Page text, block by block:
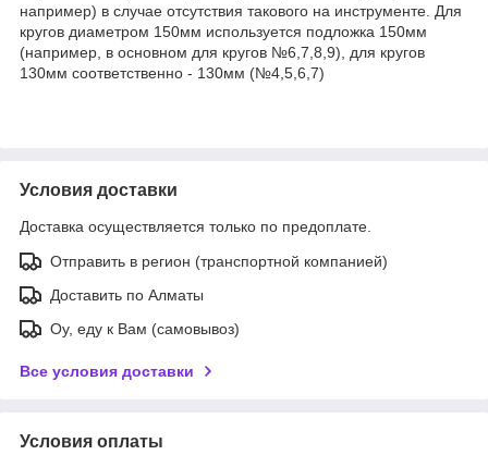
например) в случае отсутствия такового на инструменте. Для
кругов диаметром 150мм используется подложка 150мм
(например, в основном для кругов №6,7,8,9), для кругов
130мм соответственно - 130мм (№4,5,6,7)
Условия доставки
Доставка осуществляется только по предоплате.
Отправить в регион (транспортной компанией)
Доставить по Алматы
Оу, еду к Вам (самовывоз)
Все условия доставки
Условия оплаты